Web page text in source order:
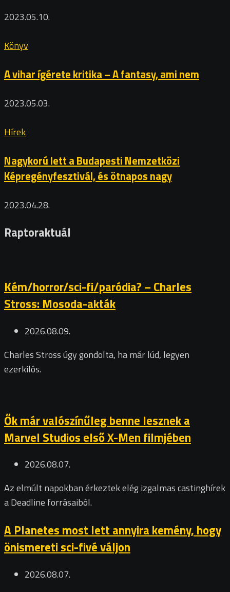
2023.05.10.
Könyv
A vihar ígérete kritika – A fantasy, ami nem
2023.05.03.
Hírek
Nagykorú lett a Budapesti Nemzetközi
Képregényfesztivál, és ötnapos nagy
2023.04.28.
Raptoraktuál
Kém/horror/sci-fi/paródia? – Charles
Stross: Mosoda-akták
2026.08.09.
Charles Stross úgy gondolta, ha már lúd, legyen
ezerkilós.
Ők már valószínűleg benne lesznek a
Marvel Studios első X-Men filmjében
2026.08.07.
Az elmúlt napokban érkeztek elég izgalmas castinghírek
a Deadline forrásaiból.
A Planetes most lett annyira kemény, hogy
önismereti sci-fivé váljon
2026.08.07.